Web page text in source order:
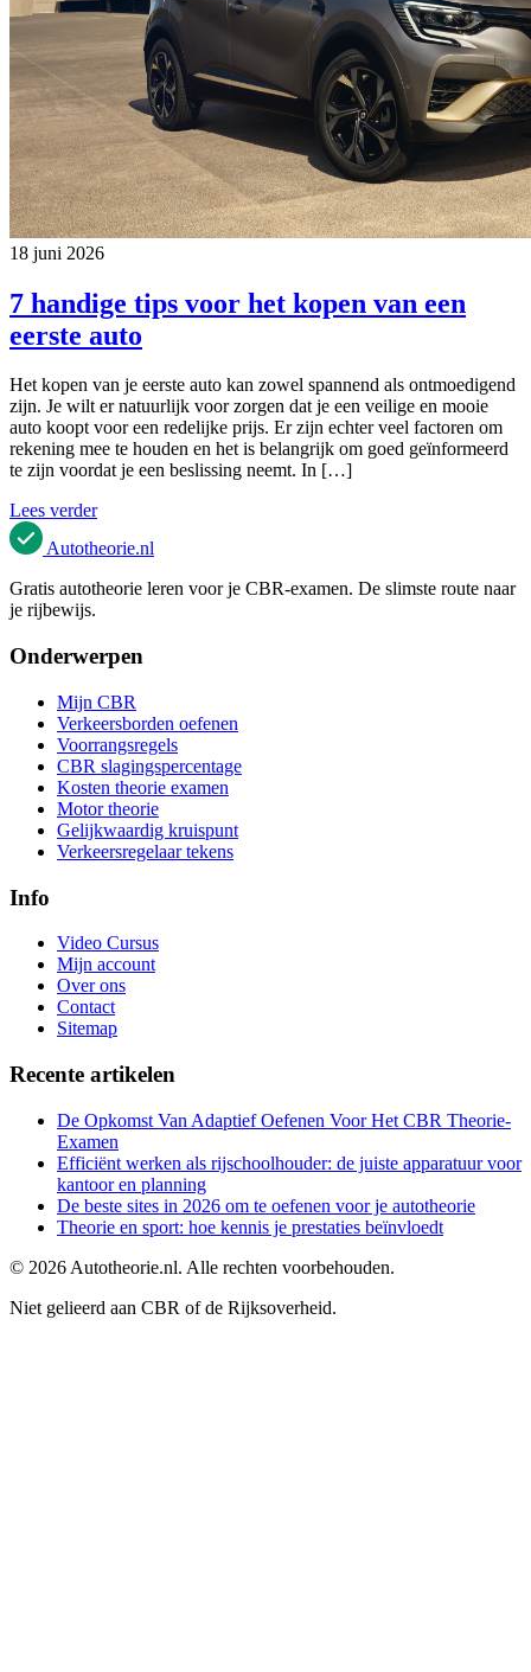
18 juni 2026
7 handige tips voor het kopen van een
eerste auto
Het kopen van je eerste auto kan zowel spannend als ontmoedigend
zijn. Je wilt er natuurlijk voor zorgen dat je een veilige en mooie
auto koopt voor een redelijke prijs. Er zijn echter veel factoren om
rekening mee te houden en het is belangrijk om goed geïnformeerd
te zijn voordat je een beslissing neemt. In […]
Lees verder
Autotheorie.nl
Gratis autotheorie leren voor je CBR-examen. De slimste route naar
je rijbewijs.
Onderwerpen
Mijn CBR
Verkeersborden oefenen
Voorrangsregels
CBR slagingspercentage
Kosten theorie examen
Motor theorie
Gelijkwaardig kruispunt
Verkeersregelaar tekens
Info
Video Cursus
Mijn account
Over ons
Contact
Sitemap
Recente artikelen
De Opkomst Van Adaptief Oefenen Voor Het CBR Theorie-
Examen
Efficiënt werken als rijschoolhouder: de juiste apparatuur voor
kantoor en planning
De beste sites in 2026 om te oefenen voor je autotheorie
Theorie en sport: hoe kennis je prestaties beïnvloedt
© 2026 Autotheorie.nl. Alle rechten voorbehouden.
Niet gelieerd aan CBR of de Rijksoverheid.